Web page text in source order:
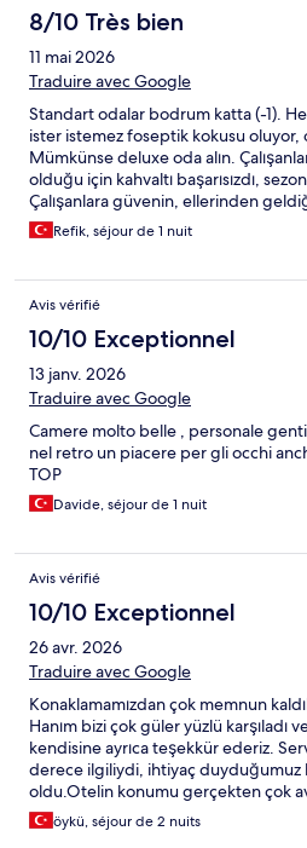
8/10 Très bien
11 mai 2026
Traduire avec Google
Standart odalar bodrum katta (-1).
ister istemez foseptik kokusu oluyor,
Mümkünse deluxe oda alın.
olduğu için kahvaltı başarısızdı,
Çalışanlara güvenin, ellerinden
samimiler.
Refik, séjour de 1 nuit
Avis vérifié
10/10 Exceptionnel
13 janv. 2026
Traduire avec Google
Camere molto belle , personale
nel retro un piacere per gli occhi
TOP
Davide, séjour de 1 nuit
Avis vérifié
10/10 Exceptionnel
26 avr. 2026
Traduire avec Google
Konaklamamızdan çok memnun
Hanım bizi çok güler yüzlü karşıladı
kendisine ayrıca teşekkür ederiz.
derece ilgiliydi, ihtiyaç duyduğumuz
oldu.Otelin konumu gerçekten çok
oldukça kolay. Ayrıca sahildeki
artıydı; hem manzarası hem de
öykü, séjour de 2 nuits